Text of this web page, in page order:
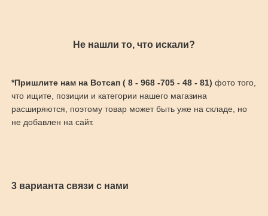
Не нашли то, что искали?
*Пришлите нам на Вотсап ( 8 - 968 -705 - 48 - 81) фото того,
что ищите, позиции и категории нашего магазина
расширяются, поэтому товар может быть уже на складе, но
не добавлен на сайт.
3 варианта связи с нами